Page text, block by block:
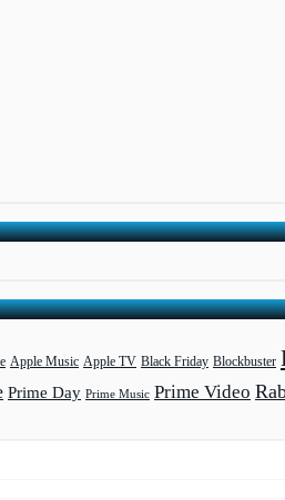
Apple Music Apple TV Black Friday Blockbuster
Prime Day Prime Music Prime Video